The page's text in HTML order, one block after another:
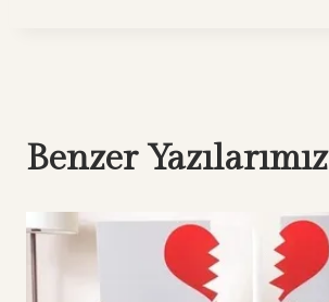
Benzer Yazılarımız